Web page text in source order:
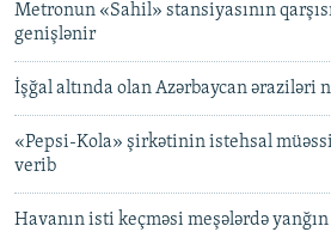
Metronun «Sahil» stansiyasının
genişlənir
İşğal altında olan Azərbaycan əraziləri
«Pepsi-Kola» şirkətinin istehsal
verib
Havanın isti keçməsi meşələrdə